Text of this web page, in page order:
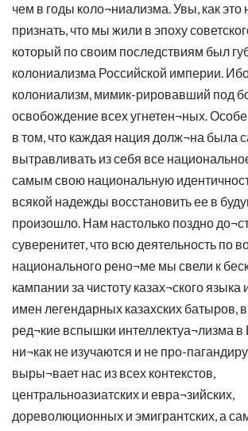
чем в годы коло¬ниализма. Увы, как это
признать, что мы жили в эпоху
который по своим последствиям был
колониализма Российской империи.
колониализм, мимик-рировавший под
освобождение всех угнетен¬ных.
в том, что каждая нация долж¬на была
вытравливать из себя все
самым свою национальную
всякой надежды восстановить ее в
произошло. Нам настолько поздно
суверенитет, что всю деятельность по
национального рено¬ме мы свели к
кампании за чистоту казах¬ского
имен легендарных казахских батыров,
ред¬кие вспышки интеллектуа¬лизма в
ни¬как не изучаются и не про-
выры¬вает нас из всех контекстов,
центральноазиатских и евра¬зийских,
дореволюционных и эмигрантских, а